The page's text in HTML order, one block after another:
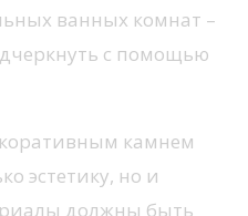
ванных комнат –
с помощью
камнем
эстетику, но и
должны быть